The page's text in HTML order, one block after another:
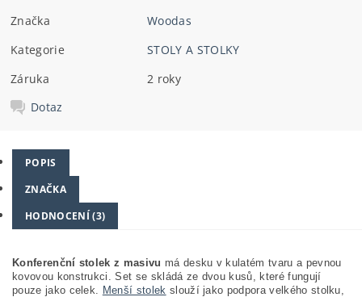
Značka
Woodas
Kategorie
STOLY A STOLKY
Záruka
2 roky
Dotaz
POPIS
ZNAČKA
HODNOCENÍ (3)
Konferenční stolek z masivu má desku v kulatém tvaru a pevnou
kovovou konstrukci. Set se skládá ze dvou kusů, které fungují
pouze jako celek. Menší stolek slouží jako podpora velkého stolku,